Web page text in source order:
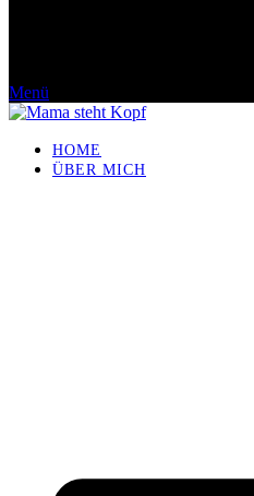
Menü
HOME
ÜBER MICH